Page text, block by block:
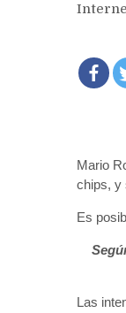
Mario
chips, y
Es
Las